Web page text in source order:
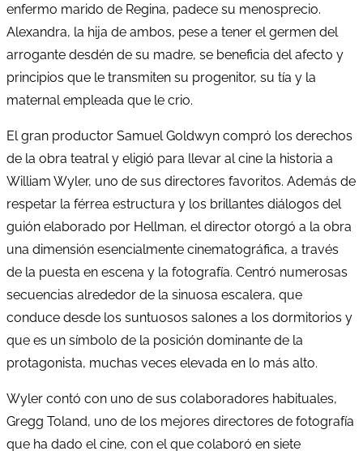
enfermo marido de Regina, padece su menosprecio.
Alexandra, la hija de ambos, pese a tener el germen del
arrogante desdén de su madre, se beneficia del afecto y
principios que le transmiten su progenitor, su tía y la
maternal empleada que le crio.
El gran productor Samuel Goldwyn compró los derechos
de la obra teatral y eligió para llevar al cine la historia a
William Wyler, uno de sus directores favoritos. Además de
respetar la férrea estructura y los brillantes diálogos del
guión elaborado por Hellman, el director otorgó a la obra
una dimensión esencialmente cinematográfica, a través
de la puesta en escena y la fotografía. Centró numerosas
secuencias alrededor de la sinuosa escalera, que
conduce desde los suntuosos salones a los dormitorios y
que es un símbolo de la posición dominante de la
protagonista, muchas veces elevada en lo más alto.
Wyler contó con uno de sus colaboradores habituales,
Gregg Toland, uno de los mejores directores de fotografía
que ha dado el cine, con el que colaboró en siete